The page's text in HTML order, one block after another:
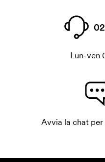
Lun-ven
Avvia la chat per